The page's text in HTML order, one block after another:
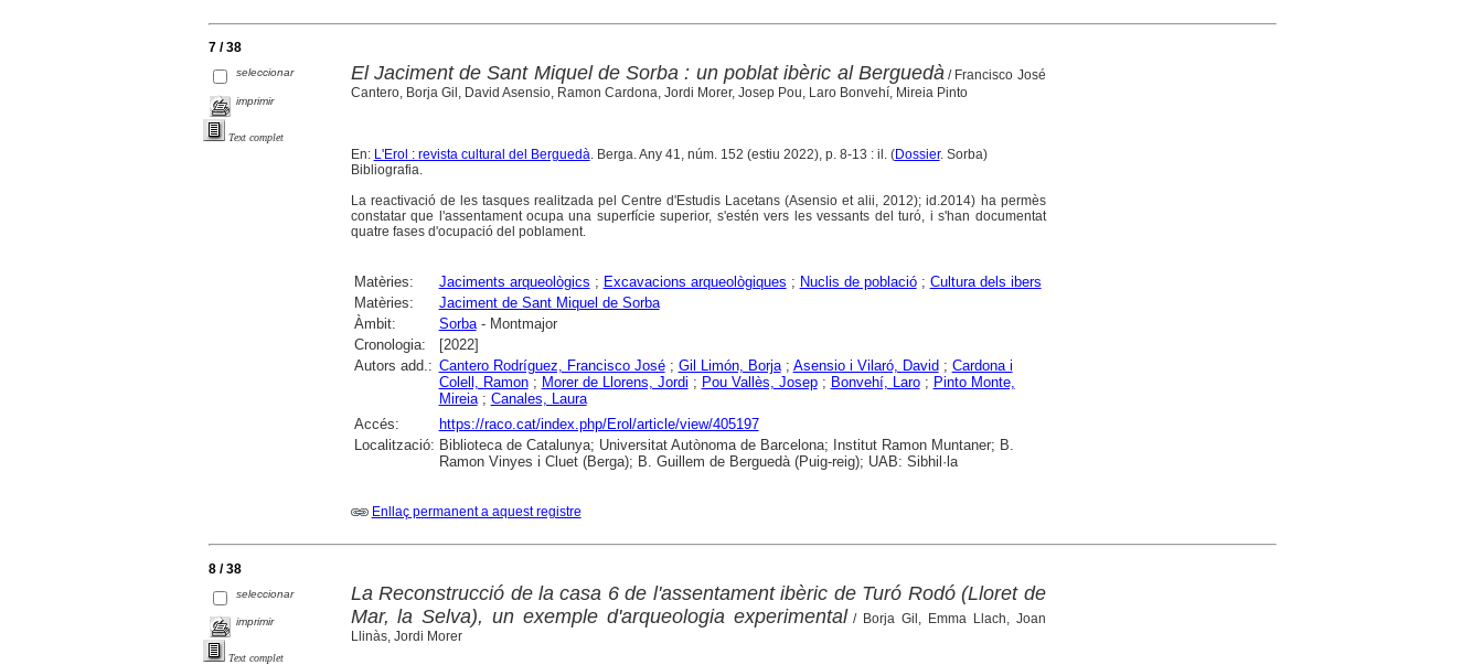
7 / 38
seleccionar
imprimir
Text complet
El Jaciment de Sant Miquel de Sorba : un poblat ibèric al Berguedà / Francisco José
Cantero, Borja Gil, David Asensio, Ramon Cardona, Jordi Morer, Josep Pou, Laro Bonvehí, Mireia Pinto
En: L'Erol : revista cultural del Berguedà . Berga. Any 41, núm. 152 (estiu 2022), p. 8-13 : il. (Dossier. Sorba)
Bibliografia.
La reactivació de les tasques realitzada pel Centre d'Estudis Lacetans (Asensio et alii, 2012); id.2014) ha permès
constatar que l'assentament ocupa una superfície superior, s'estén vers les vessants del turó, i s'han documentat
quatre fases d'ocupació del poblament.
Matèries: Jaciments arqueològics ; Excavacions arqueològiques ; Nuclis de població; Cultura dels ibers
Matèries:
Jaciment de Sant Miquel de Sorba
Àmbit:
Sorba- Montmajor
Cronologia:
[2022]
Autors add.: Cantero Rodríguez, Francisco José; Gil Limón, Borja; Asensio i Vilaró, David; Cardona i
Colell, Ramon; Morer de Llorens, Jordi ; Pou Vallès, Josep; Bonvehí, Laro; Pinto Monte,
Mireia; Canales, Laura
Accés:
https://raco.cat/index.php/Erol/article/view/405197
Localització: Biblioteca de Catalunya; Universitat Autònoma de Barcelona; Institut Ramon Muntaner; B.
Ramon Vinyes i Cluet (Berga); B. Guillem de Berguedà (Puig-reig); UAB: Sibhil·la
Enllaç permanent a aquest registre
8 / 38
seleccionar
imprimir
Text complet
La Reconstrucció de la casa 6 de l'assentament ibèric de Turó Rodó (Lloret de
Mar, la Selva), un exemple d'arqueologia experimental/ Borja Gil, Emma Llach, Joan
Llinàs, Jordi Morer